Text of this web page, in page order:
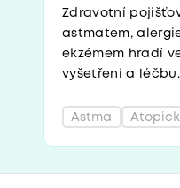
Zdravotní
astmatem,
ekzémem hradí
vyšetření a
Astma